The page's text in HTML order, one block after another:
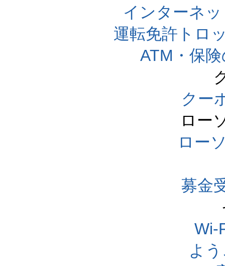
インターネ
運転免許トロ
ATM・保
クー
ロー
ロー
募金
Wi-
よ